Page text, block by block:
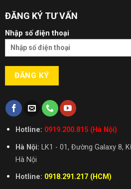
ĐĂNG KÝ TƯ VẤN
Nhập số điện thoại
Hotline: 0919.200.815 (Hà Nội)
Hà Nội: LK1 - 01, Đường Galaxy 8,
Hà Nội
Hotline: 0918.291.217 (HCM)